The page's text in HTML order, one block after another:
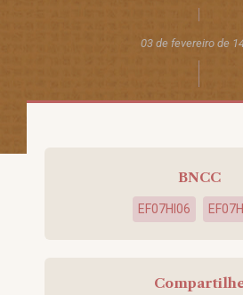
03 de fevereiro de
BNCC
EF07HI06